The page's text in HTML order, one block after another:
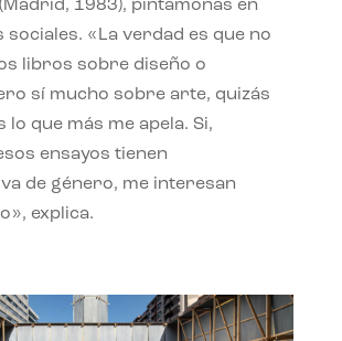
1983), pintamonas en
sociales. «La verdad es que no
libros sobre diseño o
sí mucho sobre arte, quizás
lo que más me apela. Si,
ensayos tienen
de género, me interesan
explica.